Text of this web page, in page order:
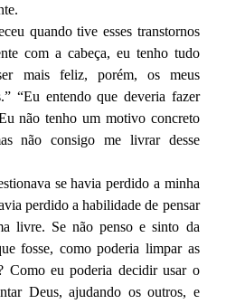
quando tive esses transtornos
com a cabeça, eu tenho tudo
mais feliz, porém, os meus
“Eu entendo que deveria fazer
não tenho um motivo concreto
não consigo me livrar desse
se havia perdido a minha
perdido a habilidade de pensar
livre. Se não penso e sinto da
fosse, como poderia limpar as
Como eu poderia decidir usar o
Deus, ajudando os outros, e